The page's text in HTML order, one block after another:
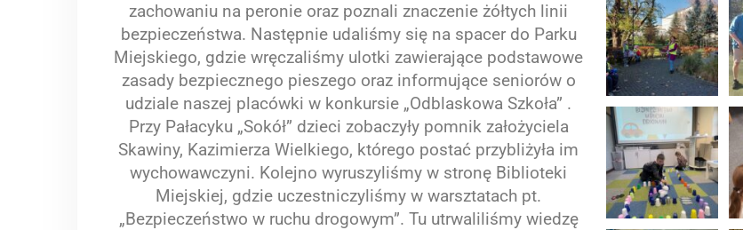
zachowaniu na peronie oraz poznali znaczenie żółtych linii
bezpieczeństwa. Następnie udaliśmy się na spacer do Parku
Miejskiego, gdzie wręczaliśmy ulotki zawierające podstawowe
zasady bezpiecznego pieszego oraz informujące seniorów o
udziale naszej placówki w konkursie „Odblaskowa Szkoła” .
Przy Pałacyku „Sokół” dzieci zobaczyły pomnik założyciela
Skawiny, Kazimierza Wielkiego, którego postać przybliżyła im
wychowawczyni. Kolejno wyruszyliśmy w stronę Biblioteki
Miejskiej, gdzie uczestniczyliśmy w warsztatach pt.
„Bezpieczeństwo w ruchu drogowym”. Tu utrwaliliśmy wiedzę